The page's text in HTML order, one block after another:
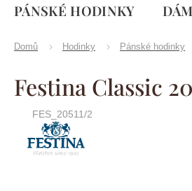
PÁNSKÉ HODINKY
Domů Hodinky Pánské hodinky
Festina Classic
FES_20511/2
Značka:Festina